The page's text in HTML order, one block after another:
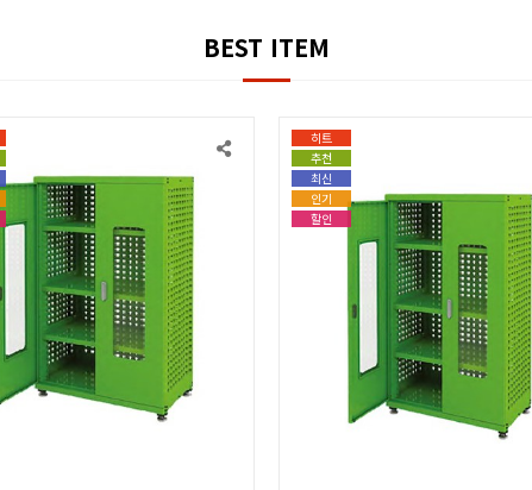
BEST ITEM
히트
추천
최신
인기
할인